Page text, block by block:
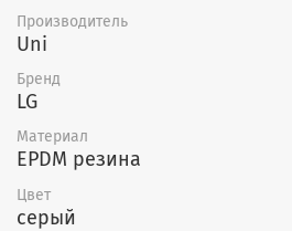
Производитель
Uni
Бренд
LG
Материал
EPDM резина
Цвет
серый